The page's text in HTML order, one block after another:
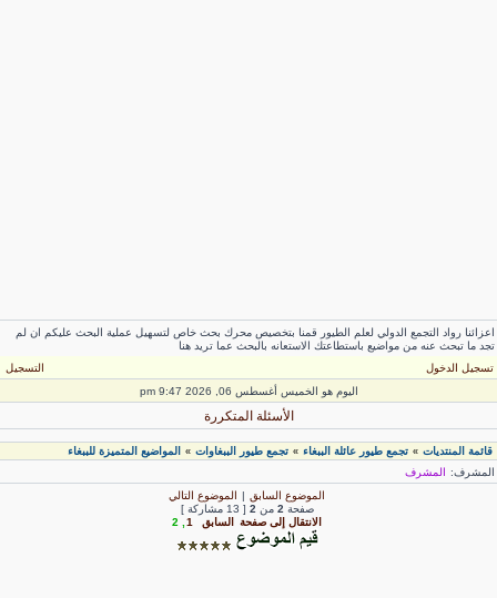
رواد التجمع الدولي لعلم الطيور قمنا بتخصيص محرك بحث خاص لتسهيل عملية البحث عليكم ان لم
ما تبحث عنه من مواضيع باستطاعتك الاستعانه بالبحث عما تريد هنا
تسجيل الدخول
التسجيل
اليوم هو الخميس أغسطس 06, 2026 9:47 pm
الأسئلة المتكررة
قائمة المنتديات» تجمع طيور عائلة الببغاء» تجمع طيور الببغاوات»
المواضيع المتميزة للببغاء
المشرف
الموضوع السابق| الموضوع التالي
صفحة2من 2[ 13 مشاركة ]
الانتقال إلى صفحة
السابق ,
2